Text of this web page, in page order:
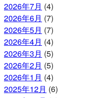
2026年7月 (4)
2026年6月 (7)
2026年5月 (7)
2026年4月 (4)
2026年3月 (5)
2026年2月 (5)
2026年1月 (4)
2025年12月 (6)